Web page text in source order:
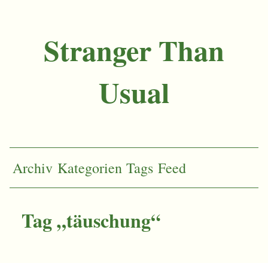
Stranger Than
Usual
Archiv Kategorien Tags Feed
Tag „täuschung“